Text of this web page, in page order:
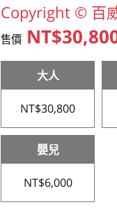
Copyright © 百
售價
大人
NT$30,800
嬰兒
NT$6,000